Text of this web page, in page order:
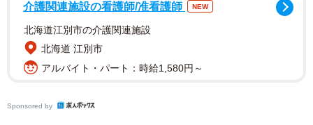
菜々緒さん
介護関連施設の看護師/准看護師 NEW
北海道江別市の介護関連施設
北海道 江別市
アルバイト・パート：時給1,580円～
Sponsored by